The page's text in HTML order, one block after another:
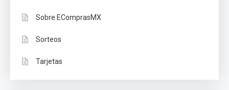
Sobre EComprasMX
Sorteos
Tarjetas